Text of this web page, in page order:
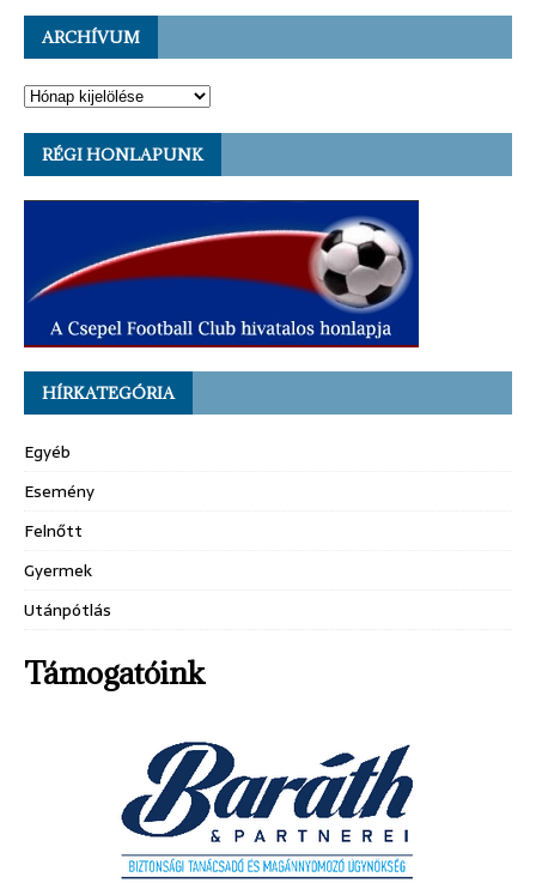
ARCHÍVUM
RÉGI HONLAPUNK
HÍRKATEGÓRIA
Egyéb
Esemény
Felnőtt
Gyermek
Utánpótlás
Támogatóink